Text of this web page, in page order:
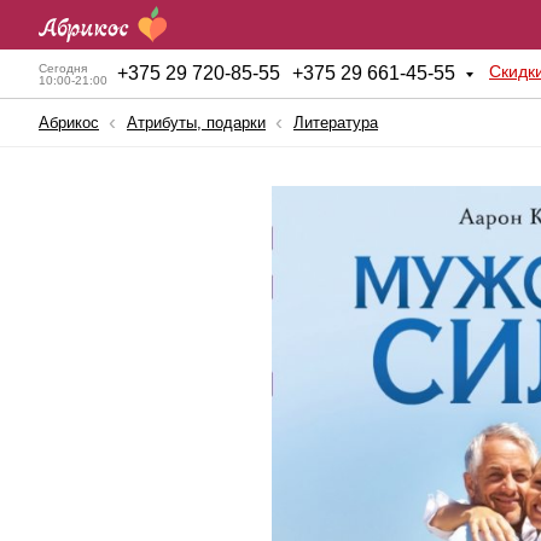
Сегодня
10:00-21:00
+375 29 720-85-55 +375 29 661-45-55
Анальные игрушки
Куклы для секса
Мужские помпы
Насадки и Кольца
Секс-машины
Фаллоимитаторы
Абрикос Атрибуты, подарки Литература